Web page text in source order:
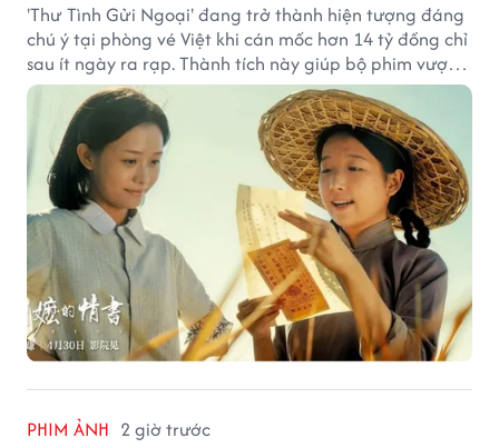
'Thư Tình Gửi Ngoại' đang trở thành hiện tượng đáng
chú ý tại phòng vé Việt khi cán mốc hơn 14 tỷ đồng chỉ
sau ít ngày ra rạp. Thành tích này giúp bộ phim vượt
kỳ vọng ban đầu và duy trì sức hút giữa cuộc cạnh
tranh của nhiều tác phẩm lớn.
PHIM ẢNH 2 giờ trước